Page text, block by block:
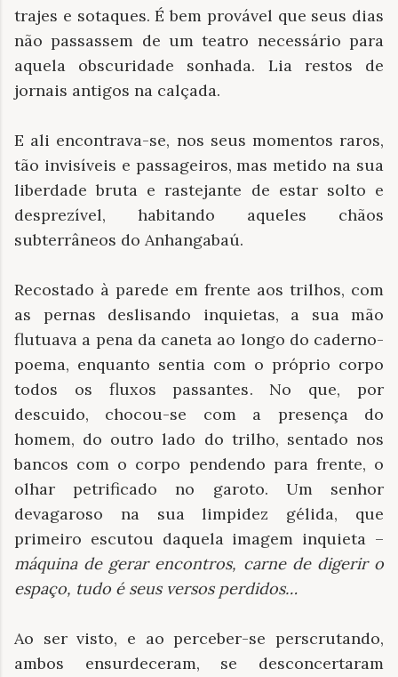
trajes e sotaques. É bem provável que seus dias
não passassem de um teatro necessário para
aquela obscuridade sonhada. Lia restos de
jornais antigos na calçada.
E ali encontrava-se, nos seus momentos raros,
tão invisíveis e passageiros, mas metido na sua
liberdade bruta e rastejante de estar solto e
desprezível, habitando aqueles chãos
subterrâneos do Anhangabaú.
Recostado à parede em frente aos trilhos, com
as pernas deslisando inquietas, a sua mão
flutuava a pena da caneta ao longo do caderno-
poema, enquanto sentia com o próprio corpo
todos os fluxos passantes. No que, por
descuido, chocou-se com a presença do
homem, do outro lado do trilho, sentado nos
bancos com o corpo pendendo para frente, o
olhar petrificado no garoto. Um senhor
devagaroso na sua limpidez gélida, que
primeiro escutou daquela imagem inquieta –
máquina de gerar encontros, carne de digerir o
espaço, tudo é seus versos perdidos…
Ao ser visto, e ao perceber-se perscrutando,
ambos ensurdeceram, se desconcertaram